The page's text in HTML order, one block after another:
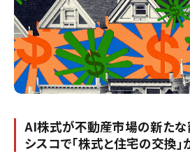
AI株式が不動産市場の新たな
シスコで「株式と住宅の交換」